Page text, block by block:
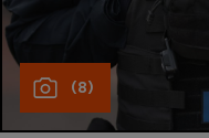
Diverse
Inedit
(8)